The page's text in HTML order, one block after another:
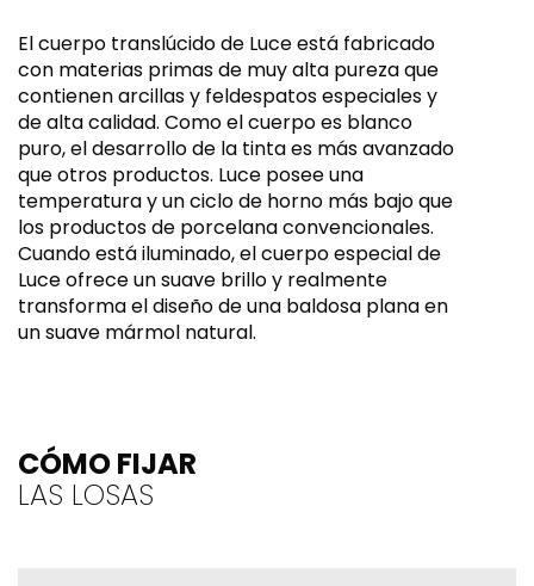
El cuerpo translúcido de Luce está fabricado
con materias primas de muy alta pureza que
contienen arcillas y feldespatos especiales y
de alta calidad. Como el cuerpo es blanco
puro, el desarrollo de la tinta es más avanzado
que otros productos. Luce posee una
temperatura y un ciclo de horno más bajo que
los productos de porcelana convencionales.
Cuando está iluminado, el cuerpo especial de
Luce ofrece un suave brillo y realmente
transforma el diseño de una baldosa plana en
un suave mármol natural.
CÓMO FIJAR
LAS LOSAS